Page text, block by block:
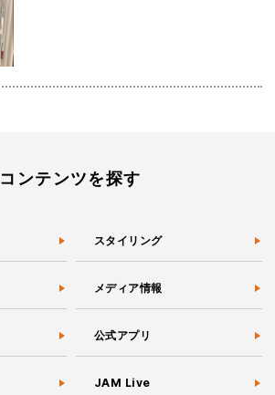
コンテンツを探す
スタイリング
メディア情報
公式アプリ
JAM Live